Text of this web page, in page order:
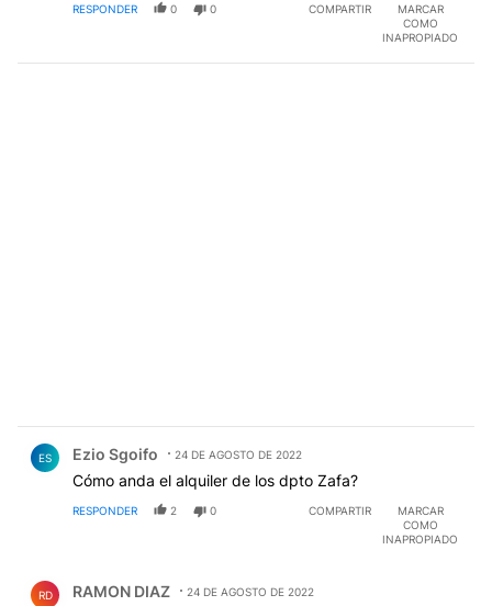
RESPONDER 0 0 COMPARTIR
MARCAR
COMO
INAPROPIADO
ES Ezio Sgoifo 24 DE AGOSTO DE 2022
Cómo anda el alquiler de los dpto Zafa?
RESPONDER 2 0 COMPARTIR
MARCAR
COMO
INAPROPIADO
RD RAMON DIAZ 24 DE AGOSTO DE 2022